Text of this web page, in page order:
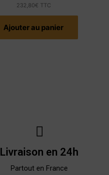
232,80€ TTC
Ajouter au panier
Livraison en 24h
Partout en France